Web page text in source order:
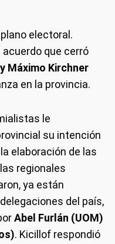
electoral.
que cerró
Máximo Kirchner
en la provincia.
le
su intención
elaboración de las
regionales
ya están
del país,
Abel Furlán (UOM)
. Kicillof respondió